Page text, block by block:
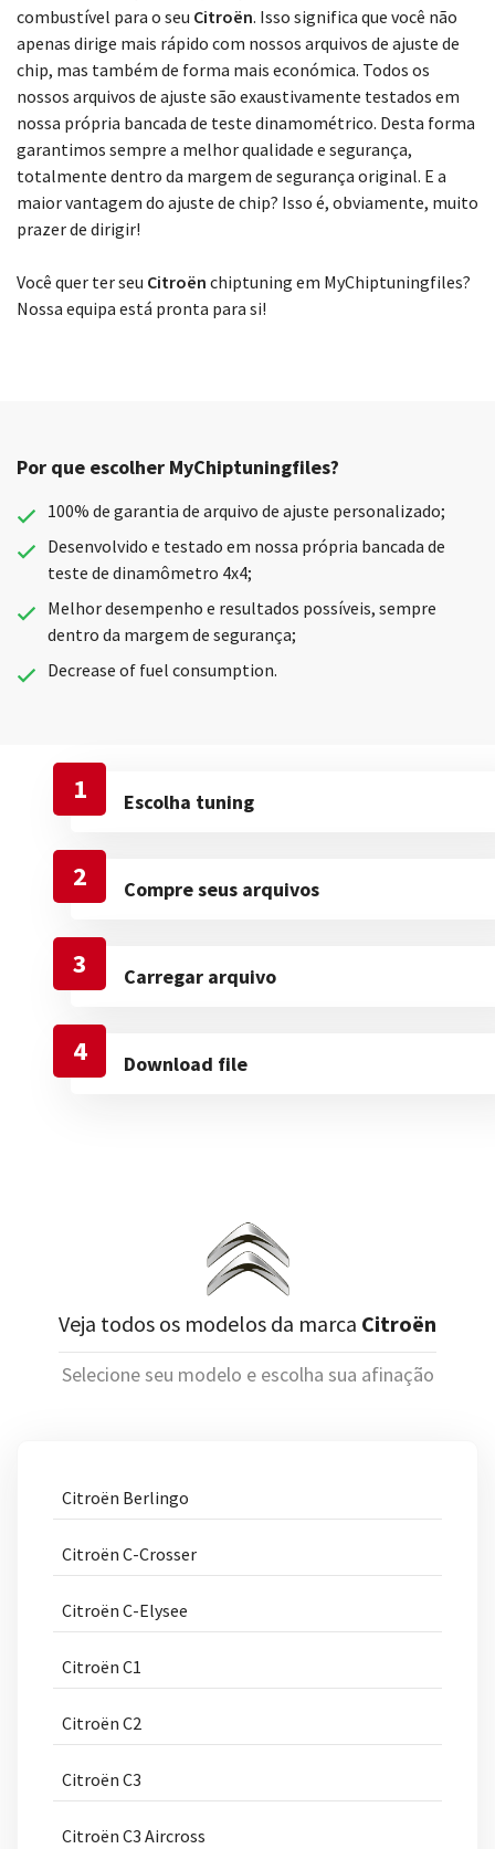
combustível para o seu Citroën. Isso significa que você não
apenas dirige mais rápido com nossos arquivos de ajuste de
chip, mas também de forma mais económica. Todos os
nossos arquivos de ajuste são exaustivamente testados em
nossa própria bancada de teste dinamométrico. Desta forma
garantimos sempre a melhor qualidade e segurança,
totalmente dentro da margem de segurança original. E a
maior vantagem do ajuste de chip? Isso é, obviamente, muito
prazer de dirigir!
Você quer ter seu Citroën chiptuning em MyChiptuningfiles?
Nossa equipa está pronta para si!
Por que escolher MyChiptuningfiles?
100% de garantia de arquivo de ajuste personalizado;
Desenvolvido e testado em nossa própria bancada de
teste de dinamômetro 4x4;
Melhor desempenho e resultados possíveis, sempre
dentro da margem de segurança;
Decrease of fuel consumption.
1 Escolha tuning
2 Compre seus arquivos
3 Carregar arquivo
4 Download file
Veja todos os modelos da marca Citroën
Selecione seu modelo e escolha sua afinação
Citroën Berlingo
Citroën C-Crosser
Citroën C-Elysee
Citroën C1
Citroën C2
Citroën C3
Citroën C3 Aircross